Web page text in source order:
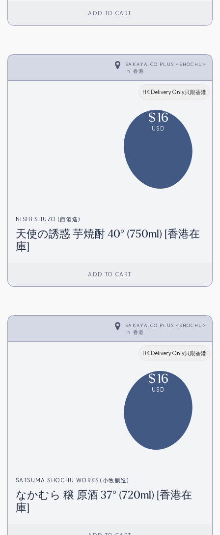
ADD TO CART
SAKAYA.CO PLUS <SHOCHU>
IN 香港
HK Delivery Only只限香港
$16
USD
NISHI SHUZO (西酒造)
天使の誘惑 芋焼酎 40° (750ml) [香港在
庫]
ADD TO CART
SAKAYA.CO PLUS <SHOCHU>
IN 香港
HK Delivery Only只限香港
$16
USD
SATSUMA SHOCHU WORKS (小牧醸造)
なかむら 穣 原酒 37° (720ml) [香港在
庫]